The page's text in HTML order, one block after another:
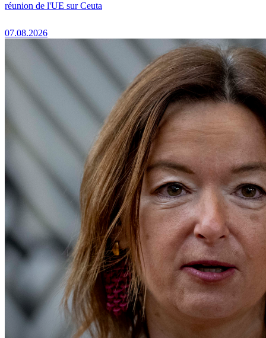
réunion de l'UE sur Ceuta
07.08.2026